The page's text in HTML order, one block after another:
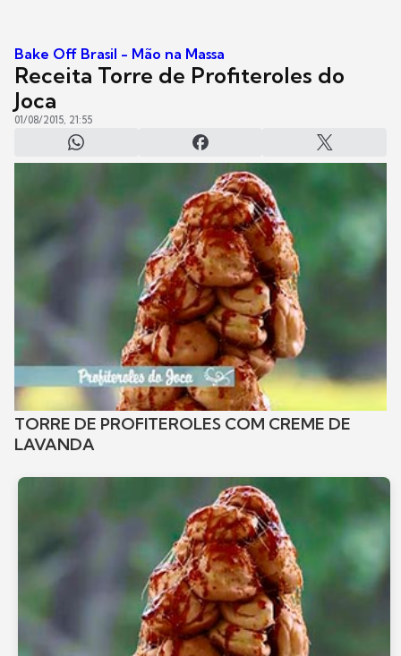
Bake Off Brasil - Mão na Massa
Receita Torre de Profiteroles do
Joca
01/08/2015, 21:55
TORRE DE PROFITEROLES COM CREME DE
LAVANDA